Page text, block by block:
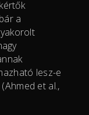
a
lesz-e
et al.,